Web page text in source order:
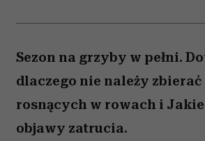
Sezon na grzyby w pełni.
dlaczego nie należy
rosnących w rowach i
objawy zatrucia.